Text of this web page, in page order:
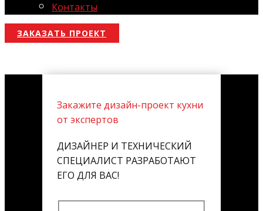
Контакты
ЗАКАЗАТЬ ПРОЕКТ
Закажите дизайн-проект кухни
от экспертов
ДИЗАЙНЕР И ТЕХНИЧЕСКИЙ
СПЕЦИАЛИСТ РАЗРАБОТАЮТ
ЕГО ДЛЯ ВАС!